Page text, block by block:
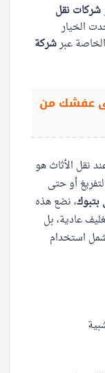
شركات نقل
الخيار
عبرشركة
عفشك من
نقل الأثاث هو
أو حتى
، نضع هذه
عادية، بل
استخدام